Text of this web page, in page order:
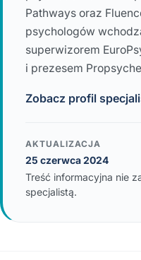
Pathways oraz
psychologów
superwizorem
i prezesem
Zobacz profil
AKTUALIZACJA
25 czerwca 2024
Treść informacyjna nie
specjalistą.